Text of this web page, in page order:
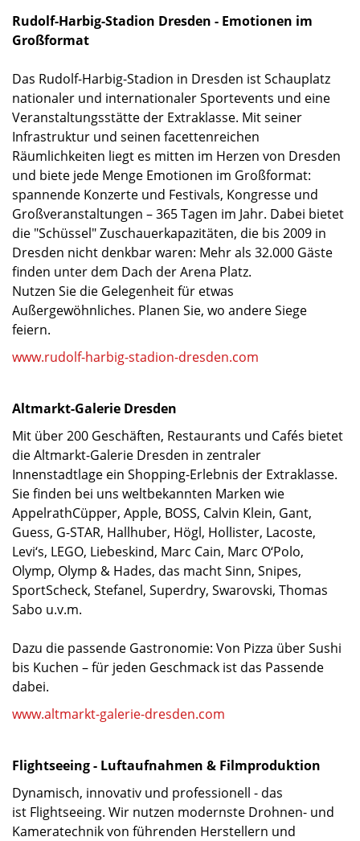
Rudolf-Harbig-Stadion Dresden - Emotionen im
Großformat
Das Rudolf-Harbig-Stadion in Dresden ist Schauplatz
nationaler und internationaler Sportevents und eine
Veranstaltungsstätte der Extraklasse. Mit seiner
Infrastruktur und seinen facettenreichen
Räumlichkeiten liegt es mitten im Herzen von Dresden
und biete jede Menge Emotionen im Großformat:
spannende Konzerte und Festivals, Kongresse und
Großveranstaltungen – 365 Tagen im Jahr. Dabei bietet
die "Schüssel" Zuschauerkapazitäten, die bis 2009 in
Dresden nicht denkbar waren: Mehr als 32.000 Gäste
finden unter dem Dach der Arena Platz.
Nutzen Sie die Gelegenheit für etwas
Außergewöhnliches. Planen Sie, wo andere Siege
feiern.
www.rudolf-harbig-stadion-dresden.com
Altmarkt-Galerie Dresden
Mit über 200 Geschäften, Restaurants und Cafés bietet
die Altmarkt-Galerie Dresden in zentraler
Innenstadtlage ein Shopping-Erlebnis der Extraklasse.
Sie finden bei uns weltbekannten Marken wie
AppelrathCüpper, Apple, BOSS, Calvin Klein, Gant,
Guess, G-STAR, Hallhuber, Högl, Hollister, Lacoste,
Levi‘s, LEGO, Liebeskind, Marc Cain, Marc O‘Polo,
Olymp, Olymp & Hades, das macht Sinn, Snipes,
SportScheck, Stefanel, Superdry, Swarovski, Thomas
Sabo u.v.m.
Dazu die passende Gastronomie: Von Pizza über Sushi
bis Kuchen – für jeden Geschmack ist das Passende
dabei.
www.altmarkt-galerie-dresden.com
Flightseeing - Luftaufnahmen & Filmproduktion
Dynamisch, innovativ und professionell - das
ist Flightseeing. Wir nutzen modernste Drohnen- und
Kameratechnik von führenden Herstellern und